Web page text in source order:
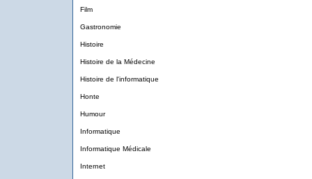
Film
Gastronomie
Histoire
Histoire de la Médecine
Histoire de l'informatique
Honte
Humour
Informatique
Informatique Médicale
Internet